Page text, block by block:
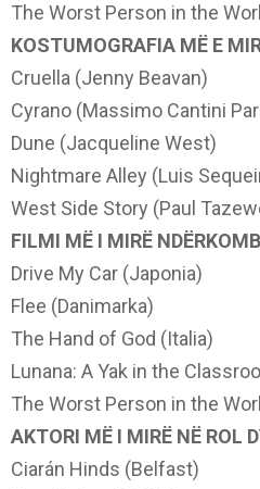
The Worst Person in the
KOSTUMOGRAFIA MË E
Cruella (Jenny Beavan)
Cyrano (Massimo Cantini
Dune (Jacqueline West)
Nightmare Alley (Luis
West Side Story (Paul
FILMI MË I MIRË
Drive My Car (Japonia)
Flee (Danimarka)
The Hand of God (Italia)
Lunana: A Yak in the
The Worst Person in the
AKTORI MË I MIRË NË ROL
Ciarán Hinds (Belfast)